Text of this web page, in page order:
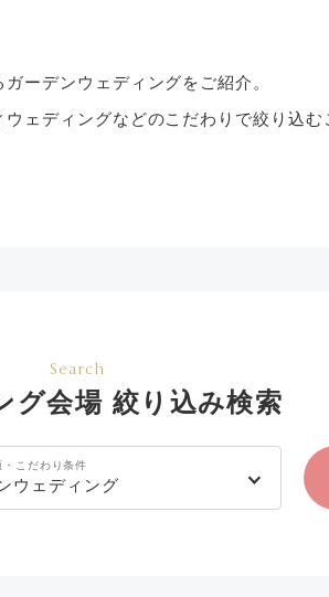
ーデンウェディングをご紹介。
ェディングなどのこだわりで絞り込む
Search
グ会場 絞り込み検索
こだわり条件
ウェディング